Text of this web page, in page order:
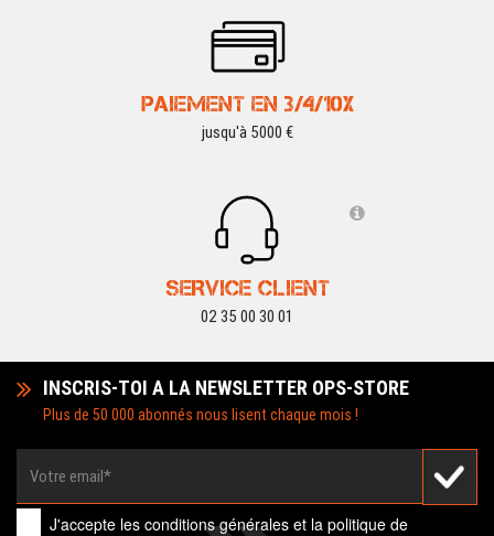
PAIEMENT EN 3/4/10X
jusqu'à 5000 €
SERVICE CLIENT
02 35 00 30 01
INSCRIS-TOI A LA NEWSLETTER OPS-STORE
Plus de 50 000 abonnés nous lisent chaque mois !
J'accepte lesconditions générales et lapolitique de